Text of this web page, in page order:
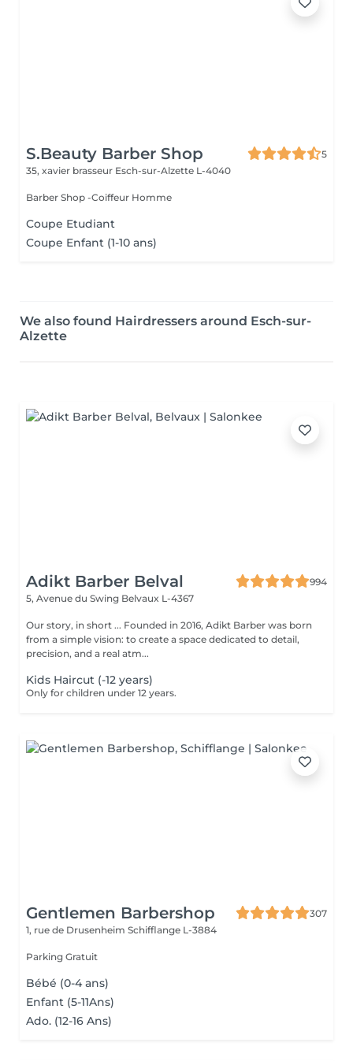
S.Beauty Barber Shop
5
35, xavier brasseur Esch-sur-Alzette L-4040
Barber Shop -Coiffeur Homme
Coupe Etudiant
Coupe Enfant (1-10 ans)
We also found Hairdressers around Esch-sur-
Alzette
Adikt Barber Belval
994
5, Avenue du Swing Belvaux L-4367
Our story, in short ... Founded in 2016, Adikt Barber was born
from a simple vision: to create a space dedicated to detail,
precision, and a real atm...
Kids Haircut (-12 years)
Only for children under 12 years.
Gentlemen Barbershop
307
1, rue de Drusenheim Schifflange L-3884
Parking Gratuit
Bébé (0-4 ans)
Enfant (5-11Ans)
Ado. (12-16 Ans)